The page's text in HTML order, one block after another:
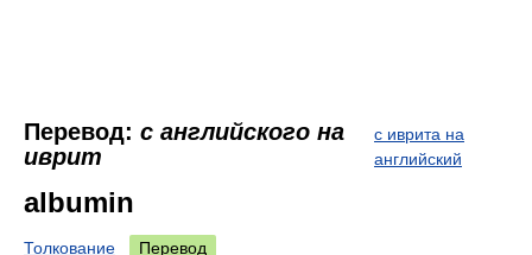
Перевод: с английского на
иврит
с иврита на
английский
albumin
Толкование Перевод